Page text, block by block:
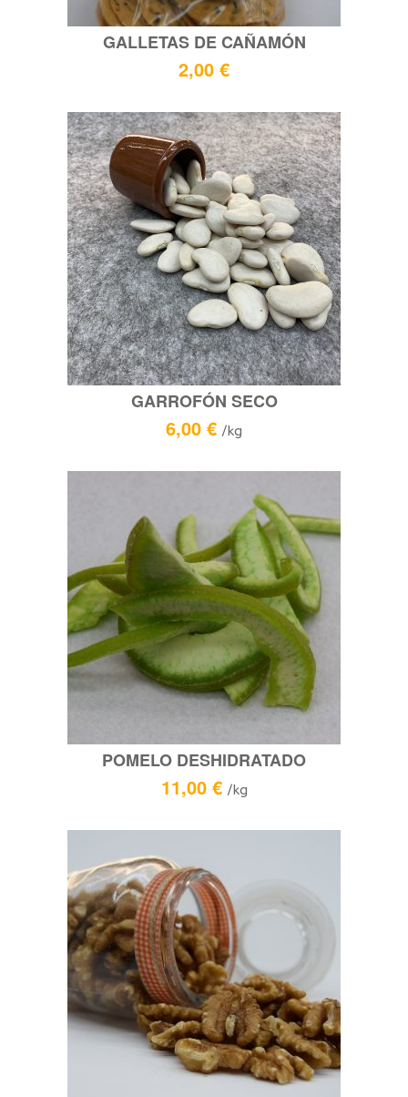
GALLETAS DE CAÑAMÓN
2,00 €
GARROFÓN SECO
6,00 € /kg
POMELO DESHIDRATADO
11,00 €/kg